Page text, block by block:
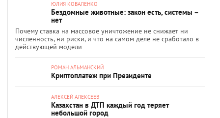
ЮЛИЯ КОВАЛЕНКО
Бездомные животные: закон есть, системы –
нет
Почему ставка на массовое уничтожение не снижает ни
численность, ни риски, и что на самом деле не сработало в
действующей модели
РОМАН АЛЬМАНСКИЙ
Криптоплатеж при Президенте
АЛЕКСЕЙ АЛЕКСЕЕВ
Казахстан в ДТП каждый год теряет
небольшой город